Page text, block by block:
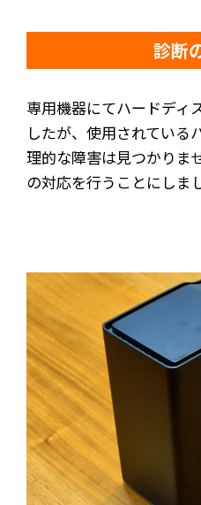
診断
専用機器にてハードディ
したが、使用されている
理的な障害は見つかりま
の対応を行うことにしま